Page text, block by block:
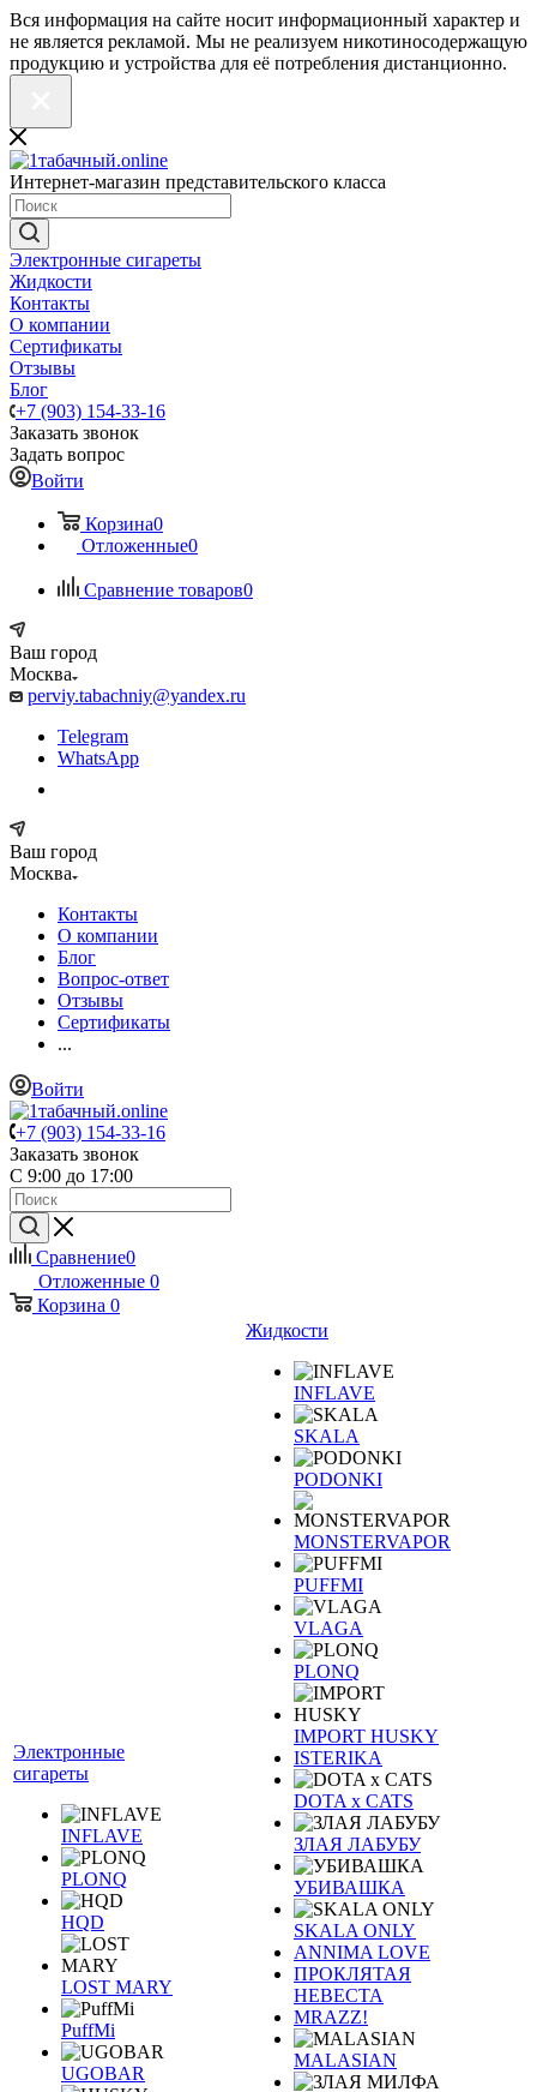
Вся информация на сайте носит информационный характер и
не является рекламой. Мы не реализуем никотиносодержащую
продукцию и устройства для её потребления дистанционно.
Интернет-магазин представительского класса
Электронные сигареты
Жидкости
Контакты
О компании
Сертификаты
Отзывы
Блог
+7 (903) 154-33-16
Заказать звонок
Задать вопрос
Войти
Корзина0
Отложенные0
Сравнение товаров0
Ваш город
Москва
perviy.tabachniy@yandex.ru
Telegram
WhatsApp
Ваш город
Москва
Контакты
О компании
Блог
Вопрос-ответ
Отзывы
Сертификаты
...
Войти
+7 (903) 154-33-16
Заказать звонок
С 9:00 до 17:00
Сравнение0
Отложенные 0
Корзина 0
Электронные
сигареты
INFLAVE
PLONQ
HQD
LOST MARY
PuffMi
UGOBAR
Жидкости
INFLAVE
SKALA
PODONKI
MONSTERVAPOR
PUFFMI
VLAGA
PLONQ
IMPORT HUSKY
ISTERIKA
DOTA x CATS
ЗЛАЯ ЛАБУБУ
УБИВАШКА
SKALA ONLY
ANNIMA LOVE
ПРОКЛЯТАЯ
НЕВЕСТА
MRAZZ!
MALASIAN